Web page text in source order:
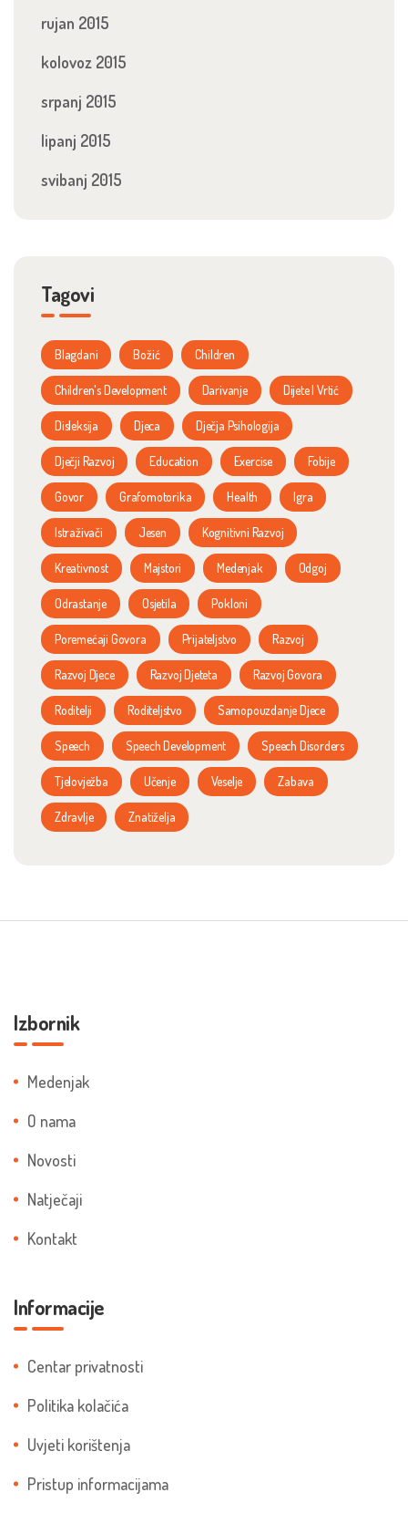
rujan 2015
kolovoz 2015
srpanj 2015
lipanj 2015
svibanj 2015
Tagovi
Blagdani Božić Children
Children's Development Darivanje Dijete I Vrtić
Disleksija Djeca Dječja Psihologija
Dječji Razvoj Education Exercise Fobije
Govor Grafomotorika Health Igra
Istraživači Jesen Kognitivni Razvoj
Kreativnost Majstori Medenjak Odgoj
Odrastanje Osjetila Pokloni
Poremećaji Govora Prijateljstvo Razvoj
Razvoj Djece Razvoj Djeteta Razvoj Govora
Roditelji Roditeljstvo Samopouzdanje Djece
Speech Speech Development Speech Disorders
Tjelovježba Učenje Veselje Zabava
Zdravlje Znatiželja
Izbornik
Medenjak
O nama
Novosti
Natječaji
Kontakt
Informacije
Centar privatnosti
Politika kolačića
Uvjeti korištenja
Pristup informacijama